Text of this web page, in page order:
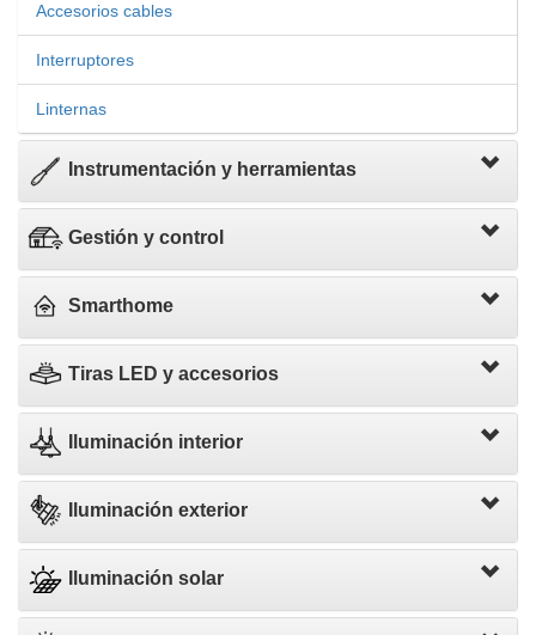
Accesorios cables
Interruptores
Linternas
Instrumentación y herramientas
Gestión y control
Smarthome
Tiras LED y accesorios
Iluminación interior
Iluminación exterior
Iluminación solar